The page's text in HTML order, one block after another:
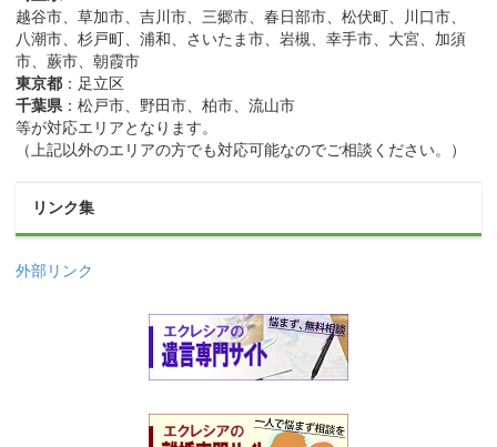
越谷市、草加市、吉川市、三郷市、春日部市、松伏町、川口市、
八潮市、杉戸町、浦和、さいたま市、岩槻、幸手市、大宮、加須
市、蕨市、朝霞市
東京都 ：足立区
千葉県：松戸市、野田市、柏市、流山市
等が対応エリアとなります。
（上記以外のエリアの方でも対応可能なのでご相談ください。）
リンク集
外部リンク